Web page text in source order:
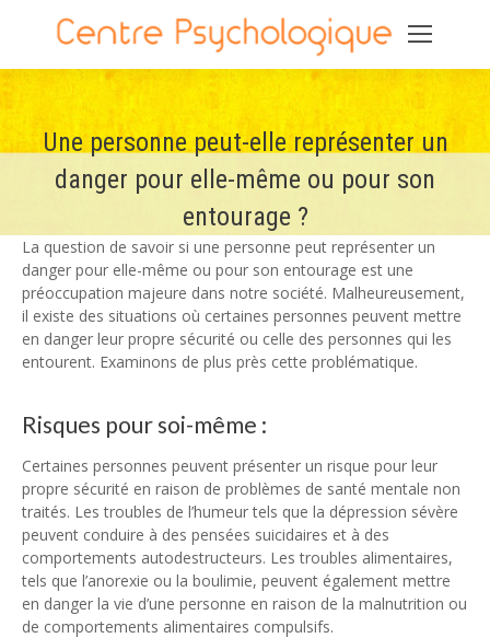
Une personne peut-elle représenter un
danger pour elle-même ou pour son
entourage ?
La question de savoir si une personne peut représenter un
danger pour elle-même ou pour son entourage est une
préoccupation majeure dans notre société. Malheureusement,
il existe des situations où certaines personnes peuvent mettre
en danger leur propre sécurité ou celle des personnes qui les
entourent. Examinons de plus près cette problématique.
Risques pour soi-même :
Certaines personnes peuvent présenter un risque pour leur
propre sécurité en raison de problèmes de santé mentale non
traités. Les troubles de l’humeur tels que la dépression sévère
peuvent conduire à des pensées suicidaires et à des
comportements autodestructeurs. Les troubles alimentaires,
tels que l’anorexie ou la boulimie, peuvent également mettre
en danger la vie d’une personne en raison de la malnutrition ou
de comportements alimentaires compulsifs.